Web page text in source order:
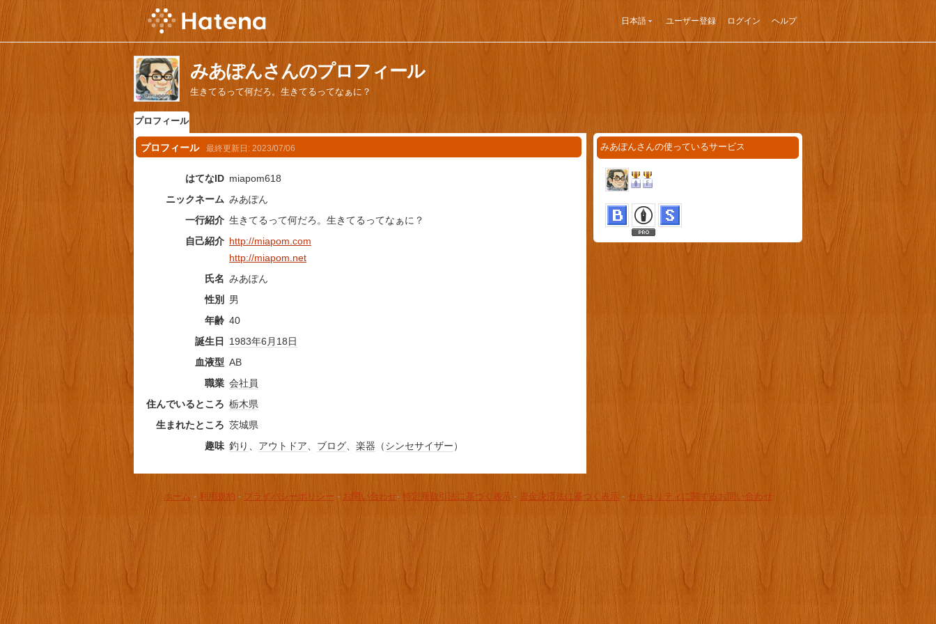
日本語 ユーザー登録 ログイン ヘルプ
みあぽんさんのプロフィール
生きてるって何だろ。生きてるってなぁに？
プロフィール
プロフィール 最終更新日: 2023/07/06
はてなID miapom618
ニックネーム みあぽん
一行紹介 生きてるって何だろ。生きてるってなぁに？
自己紹介 http://miapom.com
http://miapom.net
氏名 みあぽん
性別
男
年齢 40
誕生日
1983年6月18日
血液型 AB
職業 会社員
住んでいるところ 栃木県
生まれたところ 茨城県
趣味 釣り 、 アウトドア、 ブログ、 楽器 （シンセサイザー）
みあぽんさんの使っているサービス
ホーム - 利用規約 - プライバシーポリシー - お問い合わせ- 特定商取引法に基づく表示 - 資金決済法に基づく表示 - セキュリティに関するお問い合わせ